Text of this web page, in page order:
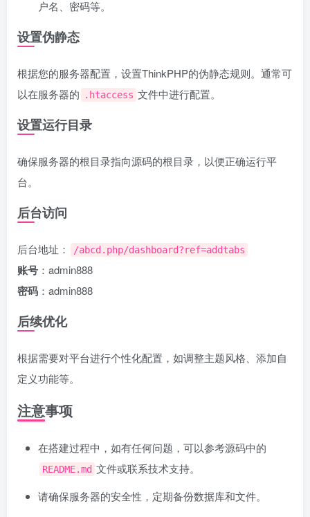
户名、密码等。
设置伪静态
根据您的服务器配置，设置ThinkPHP的伪静态规则。通常可
以在服务器的
.htaccess 文件中进行配置。
设置运行目录
确保服务器的根目录指向源码的根目录，以便正确运行平
台。
后台访问
后台地址： /abcd.php/dashboard?ref=addtabs
账号 ：admin888
密码 ：admin888
后续优化
根据需要对平台进行个性化配置，如调整主题风格、添加自
定义功能等。
注意事项
在搭建过程中，如有任何问题，可以参考源码中的
README.md 文件或联系技术支持。
请确保服务器的安全性，定期备份数据库和文件。